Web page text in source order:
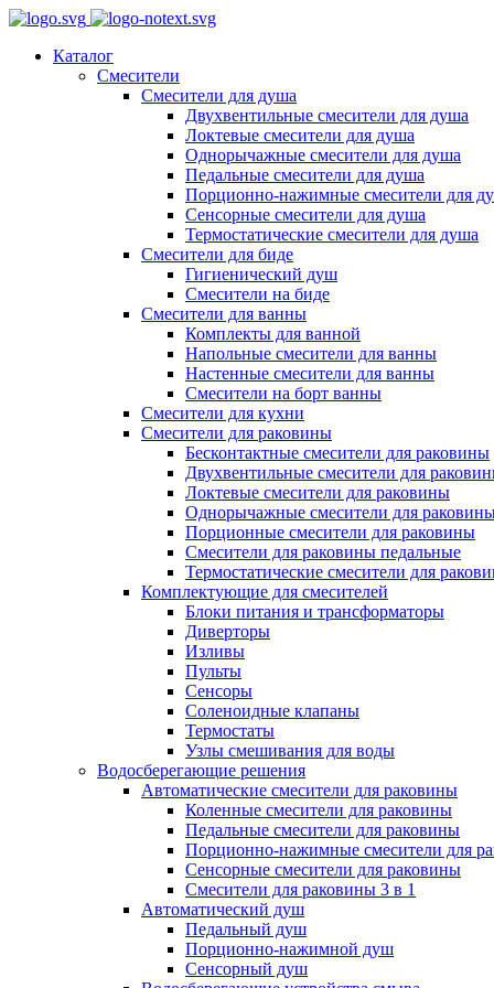
Каталог
Смесители
Смесители для душа
Двухвентильные смесители для душа
Локтевые смесители для душа
Однорычажные смесители для душа
Педальные смесители для душа
Порционно-нажимные смесители для
Сенсорные смесители для душа
Термостатические смесители для душа
Смесители для биде
Гигиенический душ
Смесители на биде
Смесители для ванны
Комплекты для ванной
Напольные смесители для ванны
Настенные смесители для ванны
Смесители на борт ванны
Смесители для кухни
Смесители для раковины
Бесконтактные смесители для раковины
Двухвентильные смесители для
Локтевые смесители для раковины
Однорычажные смесители для
Порционные смесители для раковины
Смесители для раковины педальные
Термостатические смесители для
Комплектующие для смесителей
Блоки питания и трансформаторы
Диверторы
Изливы
Пульты
Сенсоры
Соленоидные клапаны
Термостаты
Узлы смешивания для воды
Водосберегающие решения
Автоматические смесители для раковины
Коленные смесители для раковины
Педальные смесители для раковины
Порционно-нажимные смесители для
Сенсорные смесители для раковины
Смесители для раковины 3 в 1
Автоматический душ
Педальный душ
Порционно-нажимной душ
Сенсорный душ